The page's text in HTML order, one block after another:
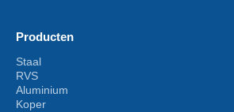
Producten
Staal
RVS
Aluminium
Koper